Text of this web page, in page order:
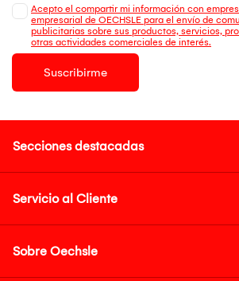
Acepto el compartir mi información con
empresarial de OECHSLE para el envío de
publicitarias sobre sus productos, servicios,
otras actividades comerciales de interés.
Suscribirme
Secciones destacadas
Servicio al Cliente
Sobre Oechsle